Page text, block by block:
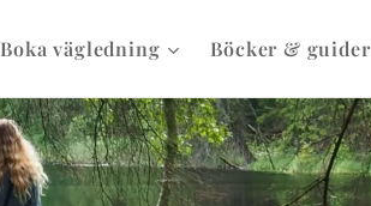
Boka vägledning Böcker & guider